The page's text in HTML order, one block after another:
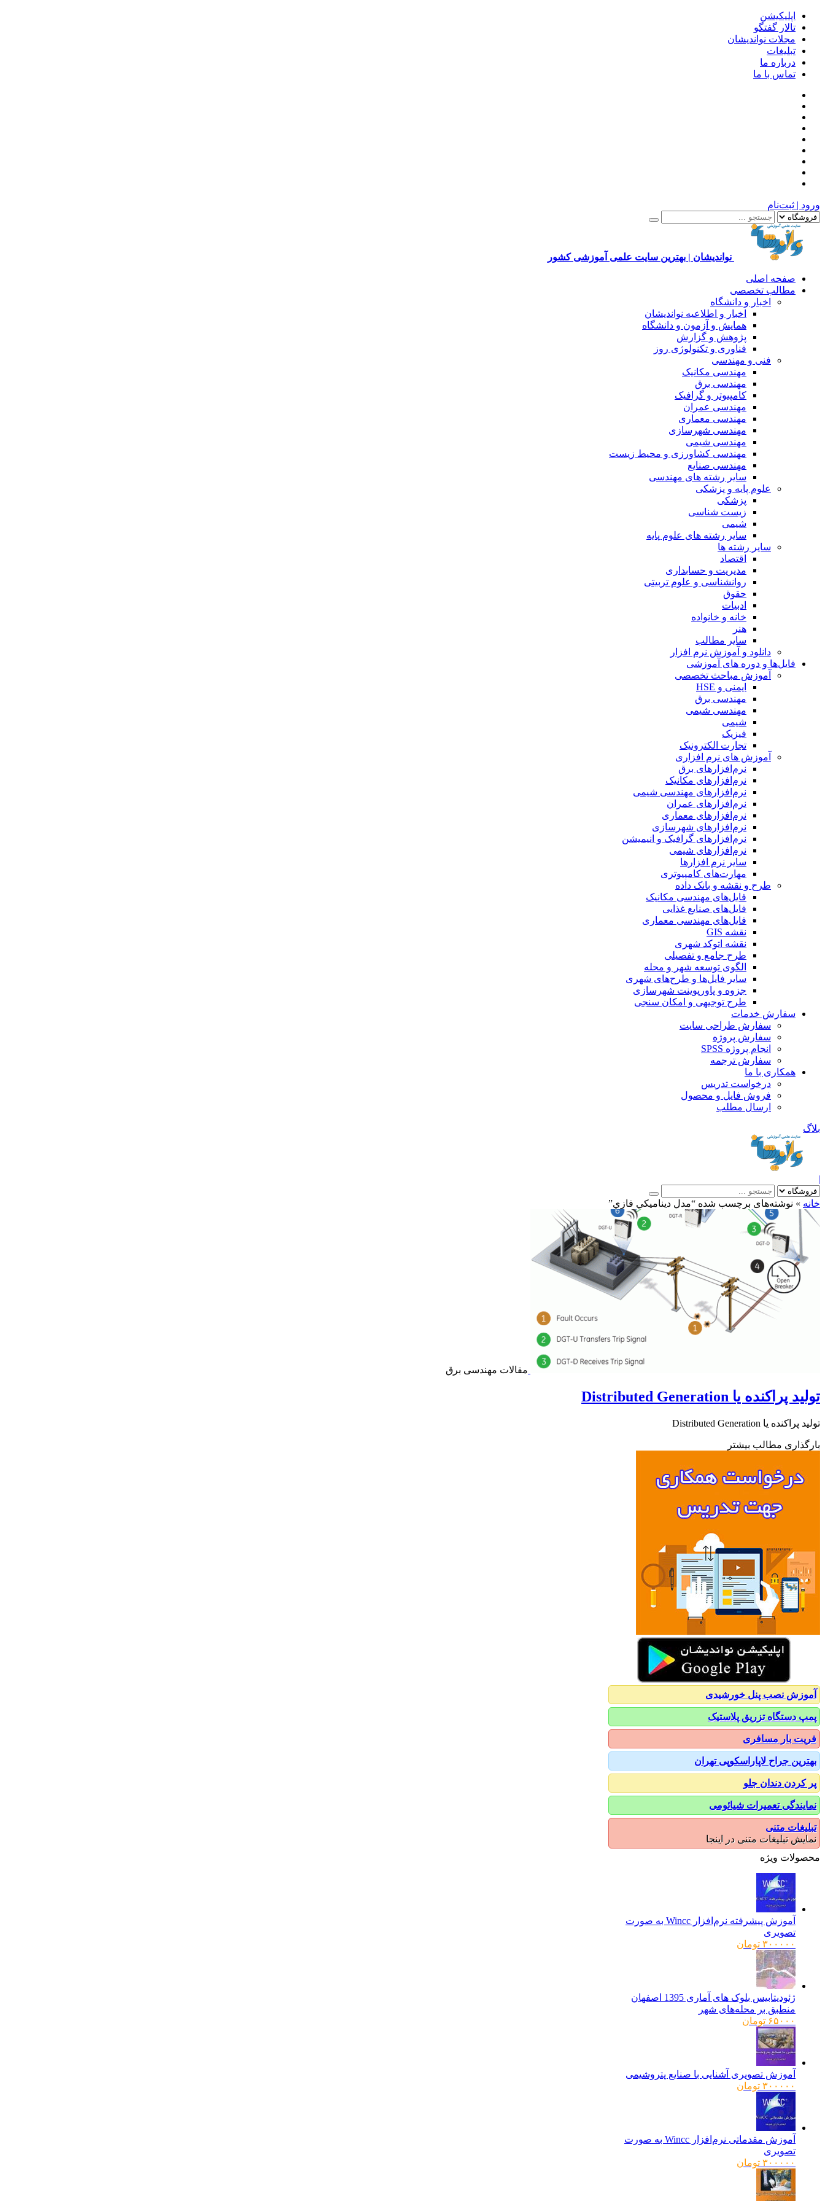
اپلیکیشن
تالار گفتگو
مجلات نواندیشان
تبلیغات
درباره ما
تماس با ما
ورود | ثبت‌نام
نواندیشان | بهترین سایت علمی آموزشی کشور
صفحه اصلی
مطالب تخصصی
اخبار و دانشگاه
اخبار و اطلاعیه نواندیشان
همایش و آزمون و دانشگاه
پژوهش و گزارش
فناوری و تکنولوژی روز
فنی و مهندسی
مهندسی مکانیک
مهندسی برق
کامپیوتر و گرافیک
مهندسی عمران
مهندسی معماری
مهندسی شهرسازی
مهندسی شیمی
مهندسی کشاورزی و محیط زیست
مهندسی صنایع
سایر رشته های مهندسی
علوم پایه و پزشکی
پزشکی
زیست شناسی
شیمی
سایر رشته های علوم پایه
سایر رشته ها
اقتصاد
مدیریت و حسابداری
روانشناسی و علوم تربیتی
حقوق
ادبیات
خانه و خانواده
هنر
سایر مطالب
دانلود و آموزش نرم افزار
فایل‌ها و دوره های آموزشی
آموزش مباحث تخصصی
ایمنی و HSE
مهندسی برق
مهندسی شیمی
شیمی
فیزیک
تجارت الکترونیک
آموزش های نرم افزاری
نرم‌افزارهای برق
نرم‌افزارهای مکانیک
نرم‌افزارهای مهندسی شیمی
نرم‌افزارهای عمران
نرم‌افزارهای معماری
نرم‌افزارهای شهرسازی
نرم‌افزارهای گرافیک و انیمیشن
نرم‌افزارهای شیمی
سایر نرم افزارها
مهارت‌های کامپیوتری
طرح و نقشه و بانک داده
فایل‌های مهندسی مکانیک
فایل‌های صنایع غذایی
فایل‌های مهندسی معماری
نقشه GIS
نقشه اتوکد شهری
طرح جامع و تفصیلی
الگوی توسعه شهر و محله
سایر فایل‌ها و طرح‌های شهری
جزوه و پاورپوینت شهرسازی
طرح توجیهی و امکان سنجی
سفارش خدمات
سفارش طراحی سایت
سفارش پروژه
انجام پروژه SPSS
سفارش ترجمه
همکاری با ما
درخواست تدریس
فروش فایل و محصول
ارسال مطلب
بلاگ
|
خانه » نوشته‌های برچسب شده “مدل ديناميكي فازي”
مقالات مهندسی برق
تولید پراکنده یا Distributed Generation
تولید پراکنده یا Distributed Generation
بارگذاری مطالب بیشتر
آموزش نصب پنل خورشیدی
پمپ دستگاه تزریق پلاستیک
فریت بار مسافری
بهترین جراح لاپاراسکوپی تهران
پر کردن دندان جلو
نمایندگی تعمیرات شیائومی
تبلیغات متنی
نمایش تبلیغات متنی در اینجا
محصولات ویژه
آموزش پیشرفته نرم‌افزار Wincc به صورت
تصویری
۳۰۰۰۰۰ تومان
ژئودیتابیس بلوک های آماری 1395 اصفهان
منطبق بر محله‌های شهر
۶۵۰۰۰ تومان
آموزش تصویری آشنایی با صنایع پتروشیمی
۳۰۰۰۰۰ تومان
آموزش مقدماتی نرم‌افزار Wincc به صورت
تصویری
۳۰۰۰۰۰ تومان